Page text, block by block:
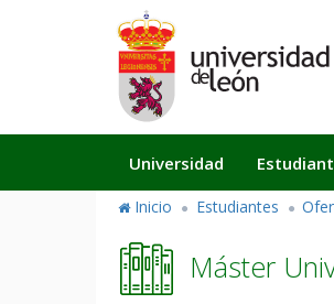
Navegación
principal
Universidad
Inicio Estudiantes
Máster